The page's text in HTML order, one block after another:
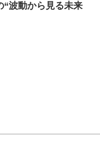
波動から見る未来